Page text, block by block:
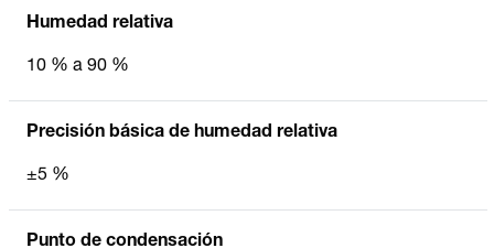
Humedad relativa
10 % a 90 %
Precisión básica de humedad relativa
±5 %
Punto de condensación